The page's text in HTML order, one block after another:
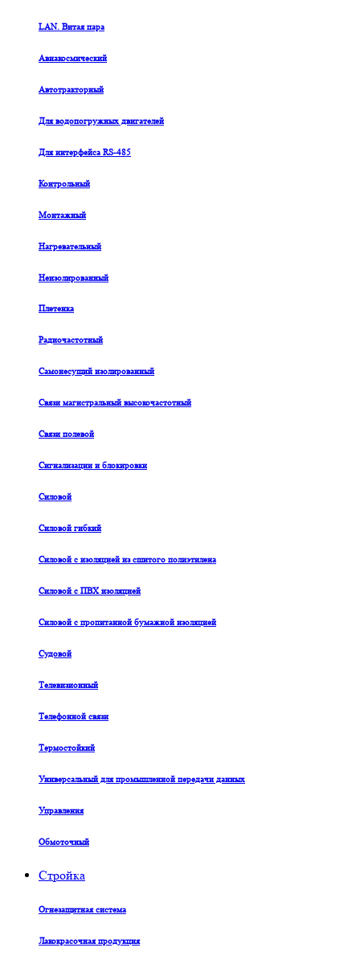
LAN. Витая пара
Авиакосмический
Автотракторный
Для водопогружных двигателей
Для интерфейса RS-485
Контрольный
Монтажный
Нагревательный
Неизолированный
Плетенка
Радиочастотный
Самонесущий изолированный
Связи магистральный высокочастотный
Связи полевой
Сигнализации и блокировки
Силовой
Силовой гибкий
Силовой с изоляцией из сшитого полиэтилена
Силовой с ПВХ изоляцией
Силовой с пропитанной бумажной изоляцией
Судовой
Телевизионный
Телефонной связи
Термостойкий
Универсальный для промышленной передачи данных
Управления
Обмоточный
Стройка
Огнезащитная система
Лакокрасочная продукция